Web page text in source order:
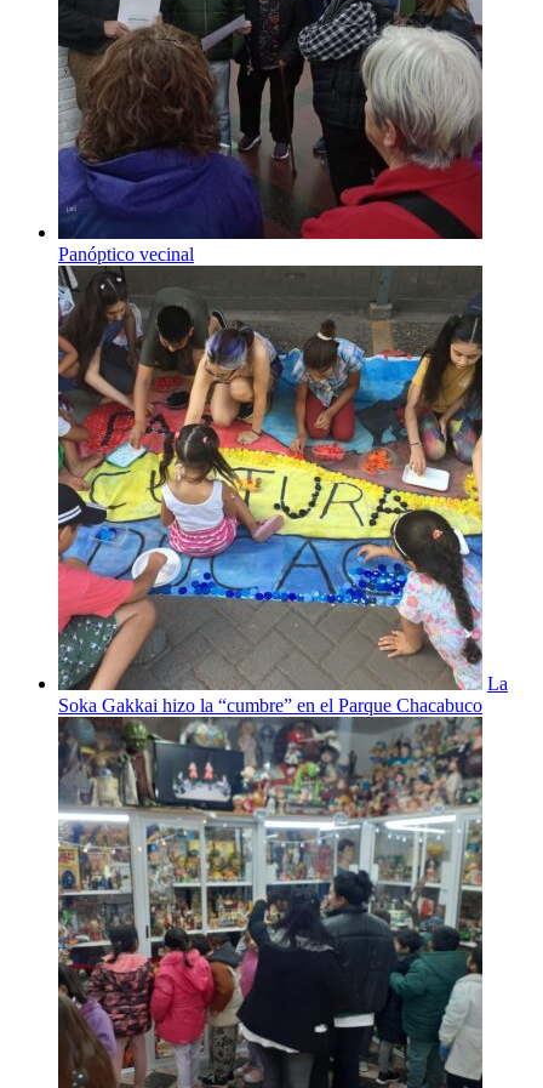
Panóptico vecinal
La
Soka Gakkai hizo la “cumbre” en el Parque Chacabuco